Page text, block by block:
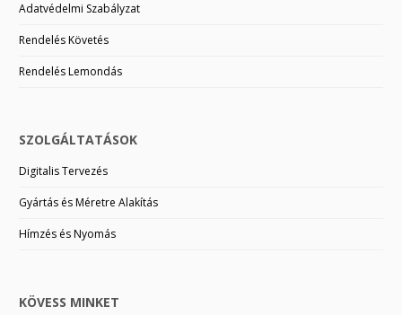
Adatvédelmi Szabályzat
Rendelés Követés
Rendelés Lemondás
SZOLGÁLTATÁSOK
Digitalis Tervezés
Gyártás és Méretre Alakítás
Hímzés és Nyomás
KÖVESS MINKET